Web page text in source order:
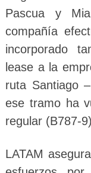
Pascua y
compañía
incorporado
lease a la
ruta Santiago
ese tramo ha
regular (B787-
LATAM